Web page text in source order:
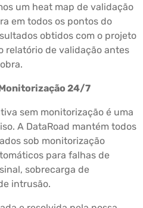
um heat map de validação
em todos os pontos do
obtidos com o projeto
relatório de validação antes
24/7
sem monitorização é uma
A DataRoad mantém todos
sob monitorização
para falhas de
sobrecarga de
intrusão.